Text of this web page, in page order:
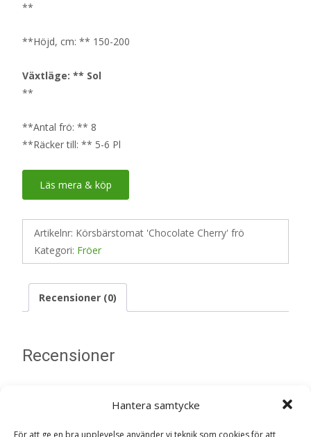
Hantera samtycke
För att ge en bra upplevelse använder vi teknik som cookies för att
**
**Höjd, cm: ** 150-200
Växtläge: ** Sol
**
**Antal frö: ** 8
**Räcker till: ** 5-6 Pl
Läs mera & köp
Artikelnr: Körsbärstomat 'Chocolate Cherry' frö
Kategori: Fröer
Recensioner (0)
Recensioner
Bli först med att recensera